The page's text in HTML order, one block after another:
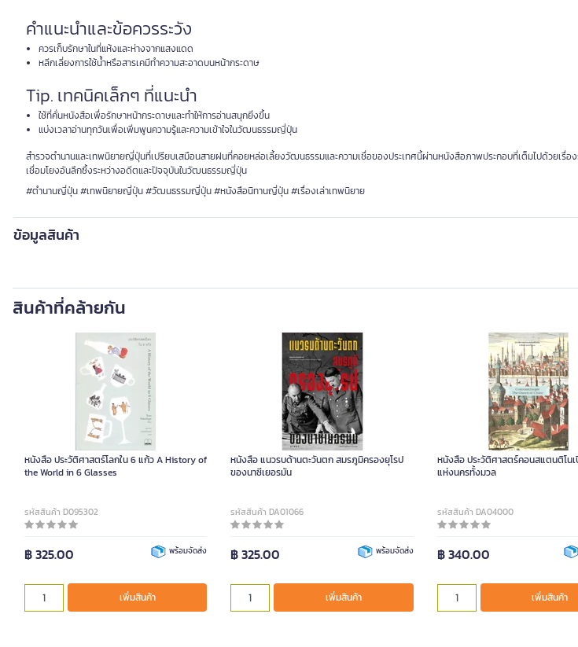
คำแนะนำและข้อควรระวัง
ควรเก็บรักษาในที่แห้งและห่างจากแสงแดด
หลีกเลี่ยงการใช้น้ำหรือสารเคมีทำความสะอาดบนหน้ากระดาษ
Tip. เทคนิคเล็กๆ ที่แนะนำ
ใช้ที่คั่นหนังสือเพื่อรักษาหน้ากระดาษและทำให้การอ่านสนุกยิ่งขึ้น
แบ่งเวลาอ่านทุกวันเพื่อเพิ่มพูนความรู้และความเข้าใจในวัฒนธรรมญี่ปุ่น
สำรวจตำนานและเทพนิยายญี่ปุ่นที่เปรียบเสมือนสายฝนที่คอยหล่อเลี้ยงวัฒนธรรมและความเชื่อของประเทศนี้ผ่านหนังสือภาพประกอบที่เต็มไปด้วยเรื่อ
เชื่อมโยงอันลึกซึ้งระหว่างอดีตและปัจจุบันในวัฒนธรรมญี่ปุ่น
#ตำนานญี่ปุ่น #เทพนิยายญี่ปุ่น #วัฒนธรรมญี่ปุ่น #หนังสือนิทานญี่ปุ่น #เรื่องเล่าเทพนิยาย
ข้อมูลสินค้า
สินค้าที่คล้ายกัน
หนังสือ ประวัติศาสตร์โลกใน 6 แก้ว A History of
the World in 6 Glasses
รหัสสินค้า D095302
฿ 325.00 พร้อมจัดส่ง
เพิ่มสินค้า
หนังสือ แนวรบด้านตะวันตก สมรภูมิครองยุโรป
ของนาซีเยอรมัน
รหัสสินค้า DA01066
฿ 325.00 พร้อมจัดส่ง
เพิ่มสินค้า
หนังสือ ประวัติศาสตร์คอนสแตนติโนเ
แห่งนครทั้งมวล
รหัสสินค้า DA04000
฿ 340.00
เพิ่มสินค้า